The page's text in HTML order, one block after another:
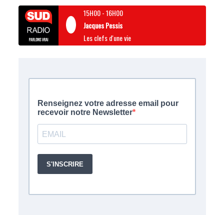
15H00-16H00
Jacques Pessis
Les clefs d'une vie